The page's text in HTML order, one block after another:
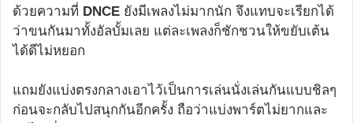
ด้วยความที่ DNCE ยังมีเพลงไม่มากนัก จึงแทบจะเรียกได้
ว่าขนกันมาทั้งอัลบั้มเลย แต่ละเพลงก็ชักชวนให้ขยับเต้น
ได้ดีไม่หยอก
แถมยังแบ่งตรงกลางเอาไว้เป็นการเล่นนั่งเล่นกันแบบชิลๆ
ก่อนจะกลับไปสนุกกันอีกครั้ง ถือว่าแบ่งพาร์ตไม่ยากและ